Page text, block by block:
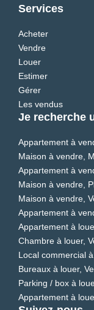
Services
Acheter
Vendre
Louer
Estimer
Gérer
Les vendus
Je recherche
Appartement à
Maison à vendre,
Appartement à
Maison à vendre,
Maison à vendre,
Appartement à
Appartement à
Chambre à louer,
Local commercial
Bureaux à louer,
Parking / box à
Appartement à